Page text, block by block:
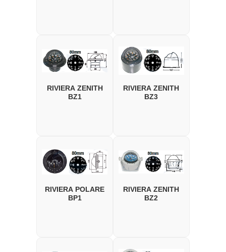
RIVIERA ZENITH
BZ1
RIVIERA ZENITH
BZ3
RIVIERA POLARE
BP1
RIVIERA ZENITH
BZ2